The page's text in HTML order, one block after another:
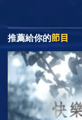
推薦給你的節目